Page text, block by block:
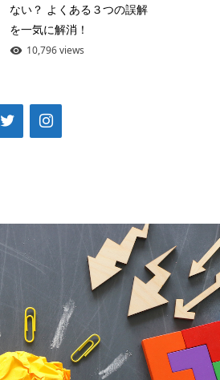
ない？ よくある３つの誤解
を一気に解消！
10,796 views